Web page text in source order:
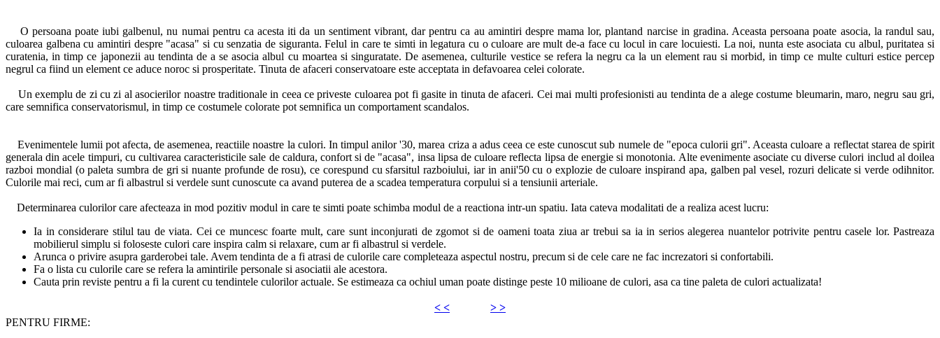
O persoana poate iubi galbenul, nu numai pentru ca acesta iti da un sentiment vibrant, dar pentru ca au amintiri despre mama lor, plantand narcise in gradina. Aceasta persoana poate asocia, la randul sau,
culoarea galbena cu amintiri despre "acasa" si cu senzatia de siguranta. Felul in care te simti in legatura cu o culoare are mult de-a face cu locul in care locuiesti. La noi, nunta este asociata cu albul, puritatea si
curatenia, in timp ce japonezii au tendinta de a se asocia albul cu moartea si singuratate. De asemenea, culturile vestice se refera la negru ca la un element rau si morbid, in timp ce multe culturi estice percep
negrul ca fiind un element ce aduce noroc si prosperitate. Tinuta de afaceri conservatoare este acceptata in defavoarea celei colorate.
Un exemplu de zi cu zi al asocierilor noastre traditionale in ceea ce priveste culoarea pot fi gasite in tinuta de afaceri. Cei mai multi profesionisti au tendinta de a alege costume bleumarin, maro, negru sau gri,
care semnifica conservatorismul, in timp ce costumele colorate pot semnifica un comportament scandalos.
Evenimentele lumii pot afecta, de asemenea, reactiile noastre la culori. In timpul anilor '30, marea criza a adus ceea ce este cunoscut sub numele de "epoca culorii gri". Aceasta culoare a reflectat starea de spirit
generala din acele timpuri, cu cultivarea caracteristicile sale de caldura, confort si de "acasa", insa lipsa de culoare reflecta lipsa de energie si monotonia. Alte evenimente asociate cu diverse culori includ al doilea
razboi mondial (o paleta sumbra de gri si nuante profunde de rosu), ce corespund cu sfarsitul razboiului, iar in anii'50 cu o explozie de culoare inspirand apa, galben pal vesel, rozuri delicate si verde odihnitor.
Culorile mai reci, cum ar fi albastrul si verdele sunt cunoscute ca avand puterea de a scadea temperatura corpului si a tensiunii arteriale.
Determinarea culorilor care afecteaza in mod pozitiv modul in care te simti poate schimba modul de a reactiona intr-un spatiu. Iata cateva modalitati de a realiza acest lucru:
Ia in considerare stilul tau de viata. Cei ce muncesc foarte mult, care sunt inconjurati de zgomot si de oameni toata ziua ar trebui sa ia in serios alegerea nuantelor potrivite pentru casele lor. Pastreaza
mobilierul simplu si foloseste culori care inspira calm si relaxare, cum ar fi albastrul si verdele.
Arunca o privire asupra garderobei tale. Avem tendinta de a fi atrasi de culorile care completeaza aspectul nostru, precum si de cele care ne fac increzatori si confortabili.
Fa o lista cu culorile care se refera la amintirile personale si asociatii ale acestora.
Cauta prin reviste pentru a fi la curent cu tendintele culorilor actuale. Se estimeaza ca ochiul uman poate distinge peste 10 milioane de culori, asa ca tine paleta de culori actualizata!
< <
> >
PENTRU FIRME: